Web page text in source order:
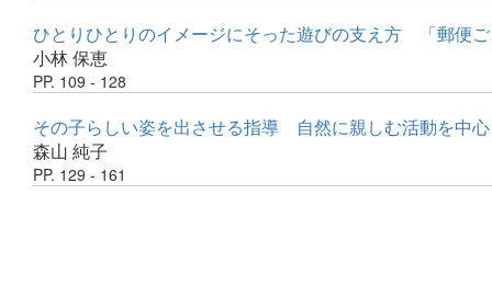
ひとりひとりのイメージにそった遊びの支え方 「郵便
小林 保恵
PP. 109 - 128
その子らしい姿を出させる指導 自然に親しむ活動を中
森山 純子
PP. 129 - 161